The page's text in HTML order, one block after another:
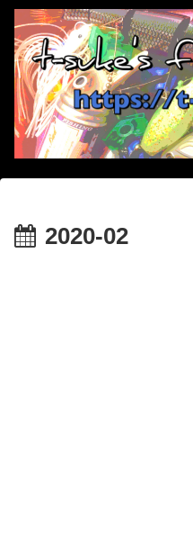
2020-02